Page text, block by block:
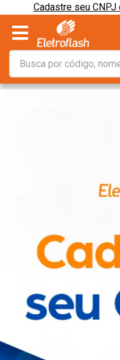
Cadastre seu